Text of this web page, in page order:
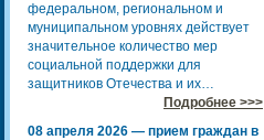
федеральном, региональном и
муниципальном уровнях действует
значительное количество мер
социальной поддержки для
защитников Отечества и их…
Подробнее >>>
08 апреля 2026 — прием граждан в